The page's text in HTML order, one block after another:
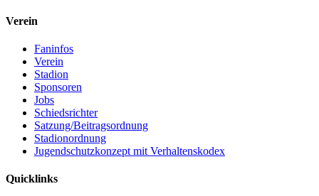
Verein
Faninfos
Verein
Stadion
Sponsoren
Jobs
Schiedsrichter
Satzung/Beitragsordnung
Stadionordnung
Jugendschutzkonzept mit Verhaltenskodex
Quicklinks